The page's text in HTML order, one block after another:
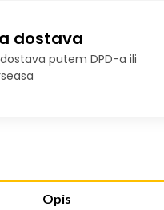
dostava
putem DPD-a ili
Opis